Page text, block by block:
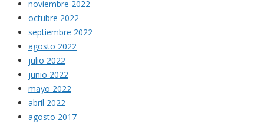
noviembre 2022
octubre 2022
septiembre 2022
agosto 2022
julio 2022
junio 2022
mayo 2022
abril 2022
agosto 2017